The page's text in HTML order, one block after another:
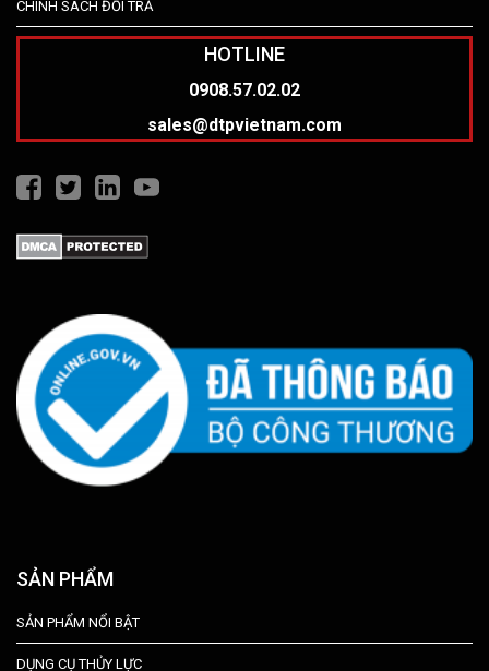
CHÍNH SÁCH ĐỔI TRẢ
HOTLINE
0908.57.02.02
sales@dtpvietnam.com
SẢN PHẨM
SẢN PHẨM NỔI BẬT
DỤNG CỤ THỦY LỰC